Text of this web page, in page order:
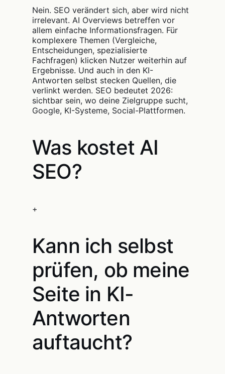
Nein. SEO verändert sich, aber wird nicht
irrelevant. AI Overviews betreffen vor
allem einfache Informationsfragen. Für
komplexere Themen (Vergleiche,
Entscheidungen, spezialisierte
Fachfragen) klicken Nutzer weiterhin auf
Ergebnisse. Und auch in den KI-
Antworten selbst stecken Quellen, die
verlinkt werden. SEO bedeutet 2026:
sichtbar sein, wo deine Zielgruppe sucht,
Google, KI-Systeme, Social-Plattformen.
Was kostet AI
SEO?
+
Kann ich selbst
prüfen, ob meine
Seite in KI-
Antworten
auftaucht?